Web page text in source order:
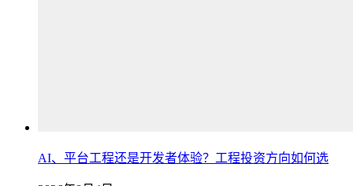
AI、平台工程还是开发者体验？工程投资方向如何选